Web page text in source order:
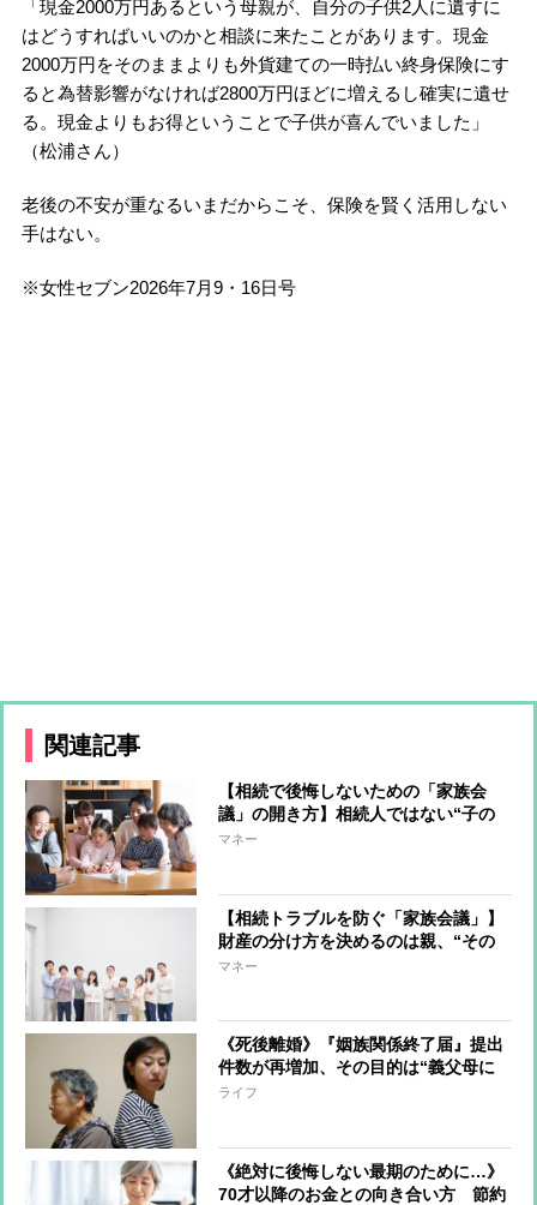
「現金2000万円あるという母親が、自分の子供2人に遺すに
はどうすればいいのかと相談に来たことがあります。現金
2000万円をそのままよりも外貨建ての一時払い終身保険にす
ると為替影響がなければ2800万円ほどに増えるし確実に遺せ
る。現金よりもお得ということで子供が喜んでいました」
（松浦さん）
老後の不安が重なるいまだからこそ、保険を賢く活用しない
手はない。
※女性セブン2026年7月9・16日号
関連記事
【相続で後悔しないための「家族会
議」の開き方】相続人ではない“子の
配偶者”の出席は揉め事のタネ 言い
マネー
【相続トラブルを防ぐ「家族会議」】
財産の分け方を決めるのは親、“その
分け方にした理由”を子に伝えること
マネー
《死後離婚》『姻族関係終了届』提出
件数が再増加、その目的は“義父母に
対する法的な扶養義務がなくなるこ
ライフ
《絶対に後悔しない最期のために…》
70才以降のお金との向き合い方 節約